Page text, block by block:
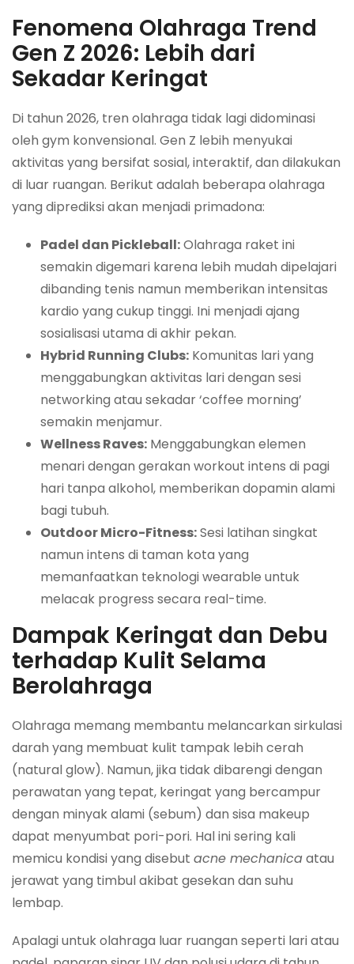
Fenomena Olahraga Trend
Gen Z 2026: Lebih dari
Sekadar Keringat
Di tahun 2026, tren olahraga tidak lagi didominasi
oleh gym konvensional. Gen Z lebih menyukai
aktivitas yang bersifat sosial, interaktif, dan dilakukan
di luar ruangan. Berikut adalah beberapa olahraga
yang diprediksi akan menjadi primadona:
Padel dan Pickleball:Olahraga raket ini
semakin digemari karena lebih mudah dipelajari
dibanding tenis namun memberikan intensitas
kardio yang cukup tinggi. Ini menjadi ajang
sosialisasi utama di akhir pekan.
Hybrid Running Clubs: Komunitas lari yang
menggabungkan aktivitas lari dengan sesi
networking atau sekadar ‘coffee morning’
semakin menjamur.
Wellness Raves: Menggabungkan elemen
menari dengan gerakan workout intens di pagi
hari tanpa alkohol, memberikan dopamin alami
bagi tubuh.
Outdoor Micro-Fitness:Sesi latihan singkat
namun intens di taman kota yang
memanfaatkan teknologi wearable untuk
melacak progress secara real-time.
Dampak Keringat dan Debu
terhadap Kulit Selama
Berolahraga
Olahraga memang membantu melancarkan sirkulasi
darah yang membuat kulit tampak lebih cerah
(natural glow). Namun, jika tidak dibarengi dengan
perawatan yang tepat, keringat yang bercampur
dengan minyak alami (sebum) dan sisa makeup
dapat menyumbat pori-pori. Hal ini sering kali
memicu kondisi yang disebut acne mechanicaatau
jerawat yang timbul akibat gesekan dan suhu
lembap.
Apalagi untuk olahraga luar ruangan seperti lari atau